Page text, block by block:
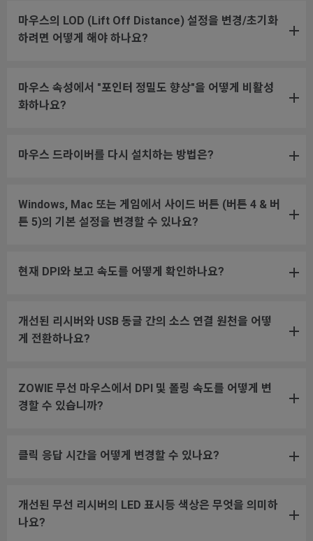
마우스의 LOD (Lift Off Distance) 설정을 변경/초기화
하려면 어떻게 해야 하나요?
마우스 속성에서 "포인터 정밀도 향상"을 어떻게 비활성
화하나요?
마우스 드라이버를 다시 설치하는 방법은?
Windows, Mac 또는 게임에서 사이드 버튼 (버튼 4 & 버
튼 5)의 기본 설정을 변경할 수 있나요?
현재 DPI와 보고 속도를 어떻게 확인하나요?
개선된 리시버와 USB 동글 간의 소스 연결 원천을 어떻
게 전환하나요?
ZOWIE 무선 마우스에서 DPI 및 폴링 속도를 어떻게 변
경할 수 있습니까?
클릭 응답 시간을 어떻게 변경할 수 있나요?
개선된 무선 리시버의 LED 표시등 색상은 무엇을 의미하
나요?